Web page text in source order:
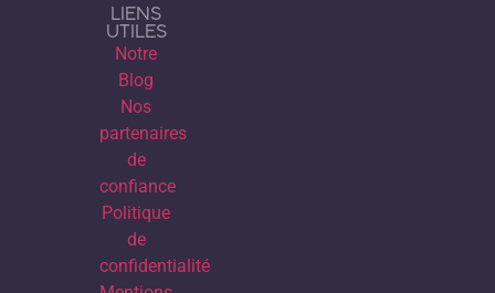
LIENS
UTILES
Notre
Blog
Nos
partenaires
de
confiance
Politique
de
confidentialité